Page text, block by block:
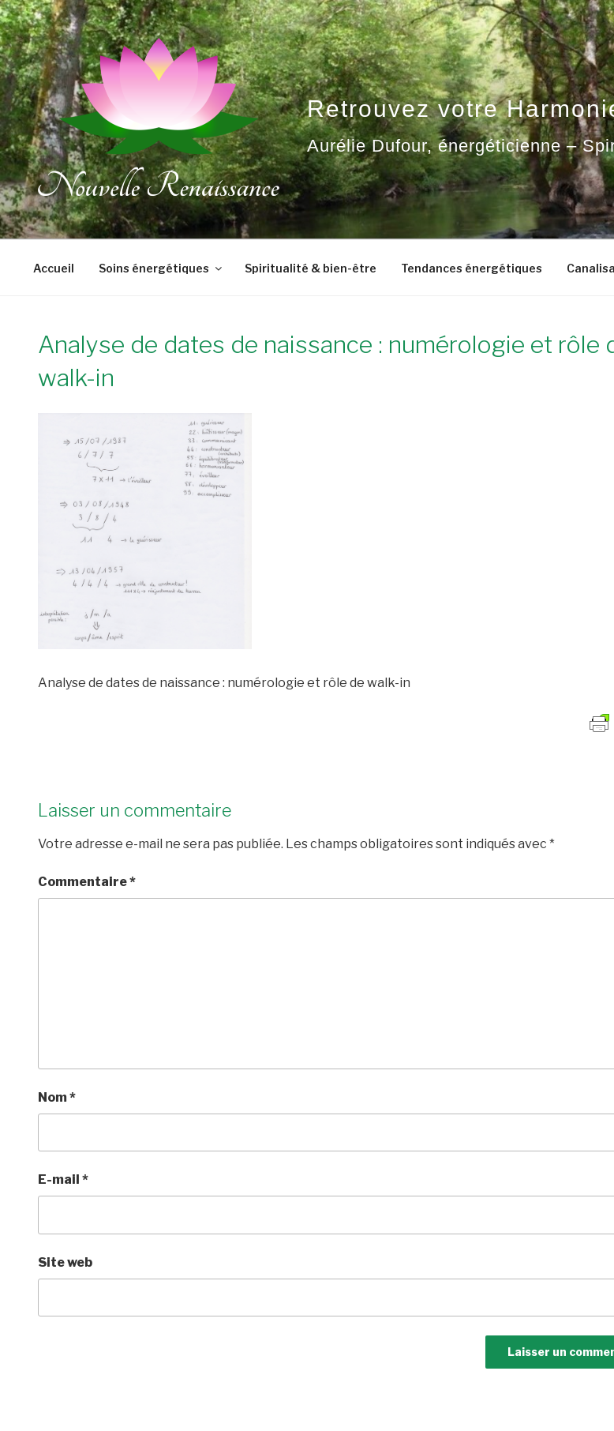
Aller
au
contenu
principal
Retrouvez votre
Aurélie Dufour, énergéticienne –
Accueil Soins énergétiques Spiritualité & bien-être Tendances énergétiques
Analyse de dates de naissance : numérologie et rôle
walk-in
Analyse de dates de naissance : numérologie et rôle de walk-in
Laisser un commentaire
Votre adresse e-mail ne sera pas publiée. Les champs obligatoires sont indiqués avec *
Commentaire*
Nom*
E-mail *
Site web